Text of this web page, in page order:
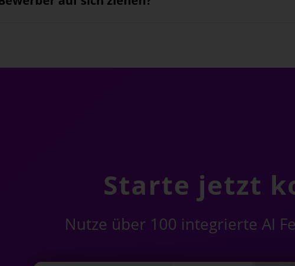
Starte jetzt
Nutze über 100 integrierte AI